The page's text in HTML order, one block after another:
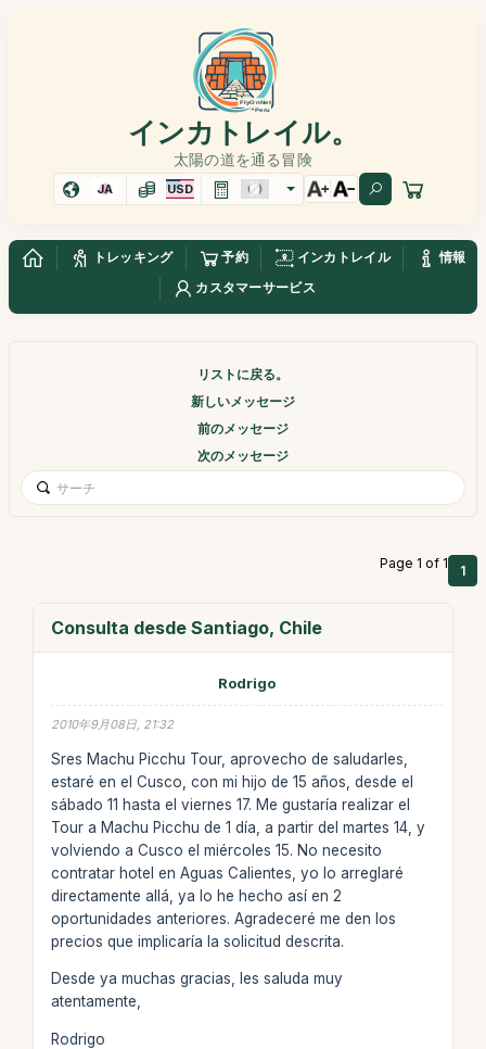
インカトレイル。
太陽の道を通る冒険
JA USD
トレッキング 予約 インカトレイル
情報
カスタマーサービス
リストに戻る。
新しいメッセージ
前のメッセージ
次のメッセージ
Page 1 of 1 1
Consulta desde Santiago, Chile
Rodrigo
2010年9月08日, 21:32
Sres Machu Picchu Tour, aprovecho de saludarles,
estaré en el Cusco, con mi hijo de 15 años, desde el
sábado 11 hasta el viernes 17. Me gustaría realizar el
Tour a Machu Picchu de 1 día, a partir del martes 14, y
volviendo a Cusco el miércoles 15. No necesito
contratar hotel en Aguas Calientes, yo lo arreglaré
directamente allá, ya lo he hecho así en 2
oportunidades anteriores. Agradeceré me den los
precios que implicaría la solicitud descrita.
Desde ya muchas gracias, les saluda muy
atentamente,
Rodrigo